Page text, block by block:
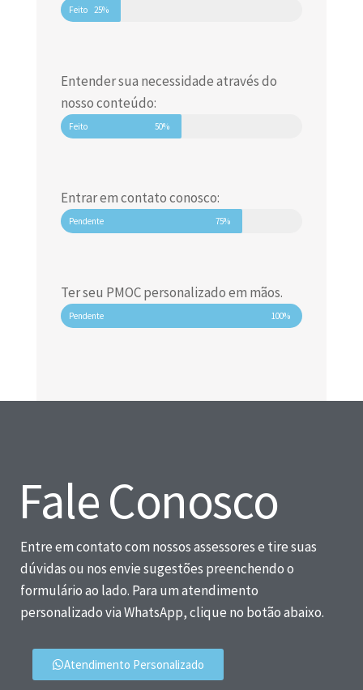
Feito 25%
Entender sua necessidade através do
nosso conteúdo:
Feito 50%
Entrar em contato conosco:
Pendente 75%
Ter seu PMOC personalizado em mãos.
Pendente 100%
Fale Conosco
Entre em contato com nossos assessores e tire suas
dúvidas ou nos envie sugestões preenchendo o
formulário ao lado. Para um atendimento
personalizado via WhatsApp, clique no botão abaixo.
Atendimento Personalizado